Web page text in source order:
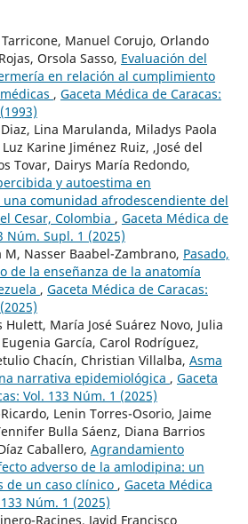
Manuel Corujo, Orlando
Orsola Sasso, Evaluación del
en relación al cumplimiento
, Gaceta Médica de Caracas:
Lina Marulanda, Miladys Paola
Karine Jiménez Ruiz, ,José del
Tovar, Dairys María Redondo,
y autoestima en
una comunidad afrodescendiente del
Cesar, Colombia , Gaceta Médica de
Núm. Supl. 1 (2025)
M, Nasser Baabel-Zambrano, Pasado,
de la enseñanza de la anatomía
, Gaceta Médica de Caracas:
María José Suárez Novo, Julia
García, Carol Rodríguez,
Chacín, Christian Villalba, Asma
narrativa epidemiológica , Gaceta
Vol. 133 Núm. 1 (2025)
Lenin Torres-Osorio, Jaime
Bulla Sáenz, Diana Barrios
Caballero, Agrandamiento
adverso de la amlodipina: un
de un caso clínico , Gaceta Médica
Núm. 1 (2025)
Racines, Javid Francisco